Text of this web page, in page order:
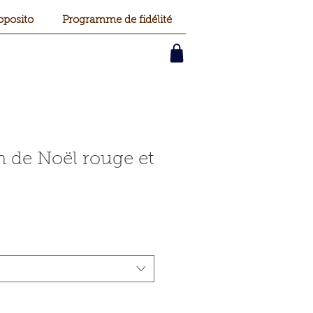
Programme de fidélité
de Noël rouge et